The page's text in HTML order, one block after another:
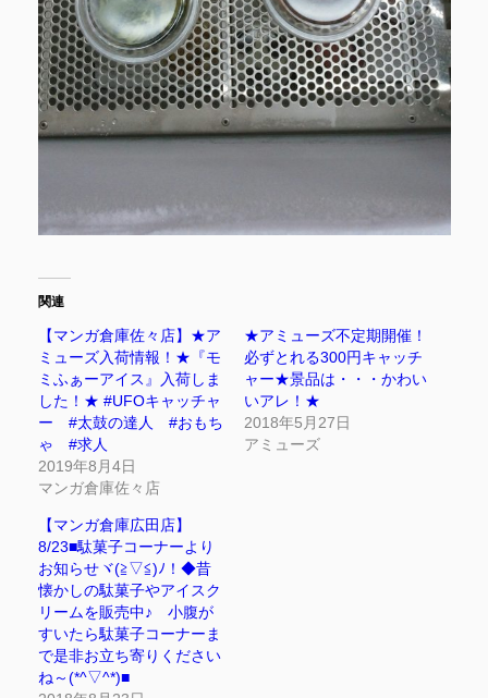
関連
【マンガ倉庫佐々店】★ア
ミューズ入荷情報！★『モ
ミふぁーアイス』入荷しま
した！★ #UFOキャッチャ
ー #太鼓の達人 #おもち
ゃ #求人
2019年8月4日
マンガ倉庫佐々店
★アミューズ不定期開催！
必ずとれる300円キャッチ
ャー★景品は・・・かわい
いアレ！★
2018年5月27日
アミューズ
【マンガ倉庫広田店】
8/23■駄菓子コーナーより
お知らせヾ(≧▽≦)ﾉ！◆昔
懐かしの駄菓子やアイスク
リームを販売中♪ 小腹が
すいたら駄菓子コーナーま
で是非お立ち寄りください
ね～(*^▽^*)■